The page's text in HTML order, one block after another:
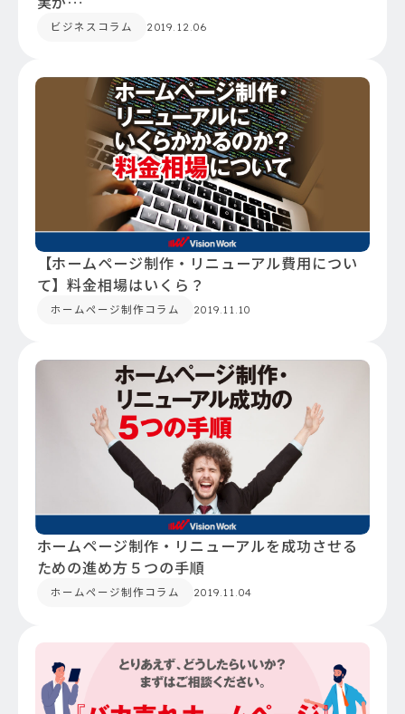
ビジネスコラム 2019.12.06
【ホームページ制作・リニューアル費用につい
て】料金相場はいくら？
ホームページ制作コラム 2019.11.10
ホームページ制作・リニューアルを成功させる
ための進め方５つの手順
ホームページ制作コラム 2019.11.04